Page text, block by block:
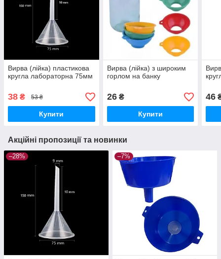
Вирва (лійка) пластикова
кругла лабораторна 75мм
38 ₴ 53 ₴
Купити
Вирва (лійка) з широким
горлом на банку
26₴
Купити
46
Акційні пропозиції та новинки
–28% –7%